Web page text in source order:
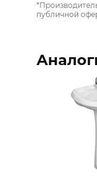
публичной